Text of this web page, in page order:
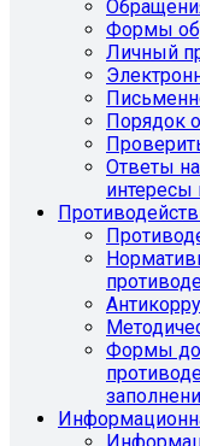
Формы
Личный
Порядок
Ответы
интересы
Формы